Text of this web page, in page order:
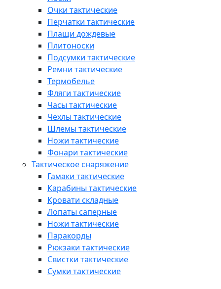
Очки тактические
Перчатки тактические
Плащи дождевые
Плитоноски
Подсумки тактические
Ремни тактические
Термобелье
Фляги тактические
Часы тактические
Чехлы тактические
Шлемы тактические
Ножи тактические
Фонари тактические
Тактическое снаряжение
Гамаки тактические
Карабины тактические
Кровати складные
Лопаты саперные
Ножи тактические
Паракорды
Рюкзаки тактические
Свистки тактические
Сумки тактические